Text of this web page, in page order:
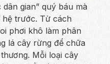
gian” quý báu mà
trước. Từ cách
phơi khô làm phân
lá cây rừng để chữa
Mỗi loại cây